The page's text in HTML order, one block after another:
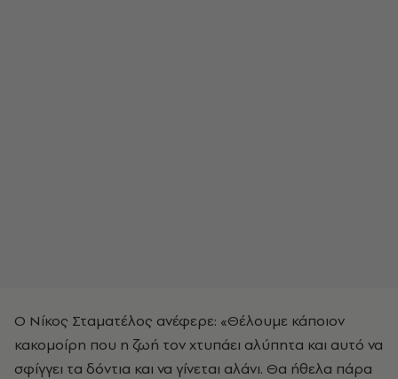
Ο Νίκος Σταματέλος ανέφερε: «Θέλουμε κάποιον
κακομοίρη που η ζωή τον χτυπάει αλύπητα και αυτό να
σφίγγει τα δόντια και να γίνεται αλάνι. Θα ήθελα πάρα